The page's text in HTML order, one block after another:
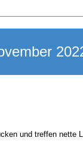
und tref­fen net­te